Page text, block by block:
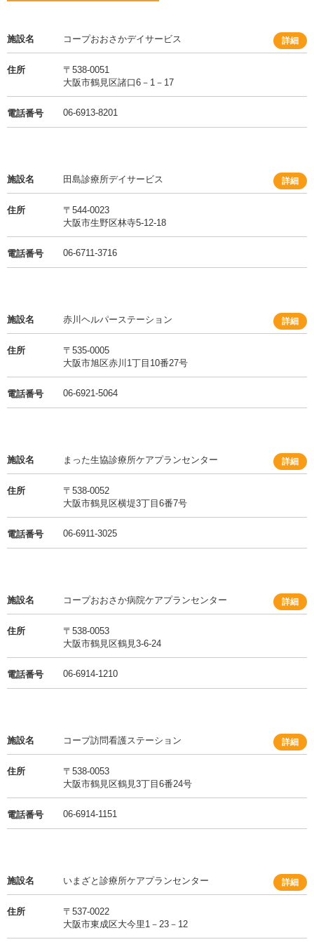
施設名 コープおおさかデイサービス 詳細
住所
〒538-0051
大阪市鶴見区諸口6－1－17
電話番号 06-6913-8201
施設名 田島診療所デイサービス 詳細
住所
〒544-0023
大阪市生野区林寺5-12-18
電話番号 06-6711-3716
施設名 赤川ヘルパーステーション 詳細
住所
〒535-0005
大阪市旭区赤川1丁目10番27号
電話番号 06-6921-5064
施設名 まった生協診療所ケアプランセンター 詳細
住所
〒538-0052
大阪市鶴見区横堤3丁目6番7号
電話番号 06-6911-3025
施設名 コープおおさか病院ケアプランセンター 詳細
住所
〒538-0053
大阪市鶴見区鶴見3-6-24
電話番号 06-6914-1210
施設名 コープ訪問看護ステーション 詳細
住所
〒538-0053
大阪市鶴見区鶴見3丁目6番24号
電話番号 06-6914-1151
施設名 いまざと診療所ケアプランセンター 詳細
住所
〒537-0022
大阪市東成区大今里1－23－12